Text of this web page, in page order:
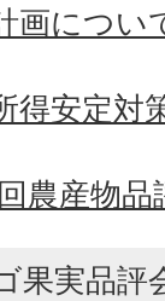
画につい
得安定対
農産物品
果実品評